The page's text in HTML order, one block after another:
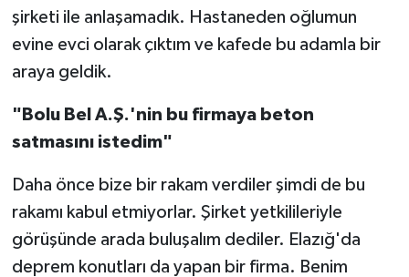
şirketi ile anlaşamadık. Hastaneden oğlumun
evine evci olarak çıktım ve kafede bu adamla bir
araya geldik.
"Bolu Bel A.Ş.'nin bu firmaya beton
satmasını istedim"
Daha önce bize bir rakam verdiler şimdi de bu
rakamı kabul etmiyorlar. Şirket yetkilileriyle
görüşünde arada buluşalım dediler. Elazığ'da
deprem konutları da yapan bir firma. Benim